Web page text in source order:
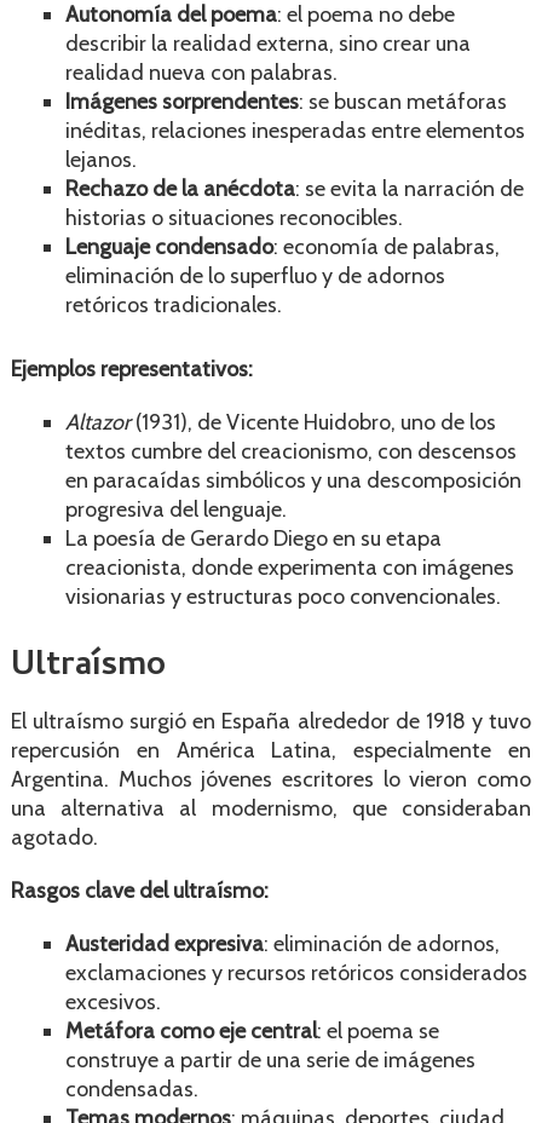
Autonomía del poema: el poema no debe
describir la realidad externa, sino crear una
realidad nueva con palabras.
Imágenes sorprendentes: se buscan metáforas
inéditas, relaciones inesperadas entre elementos
lejanos.
Rechazo de la anécdota: se evita la narración de
historias o situaciones reconocibles.
Lenguaje condensado: economía de palabras,
eliminación de lo superfluo y de adornos
retóricos tradicionales.
Ejemplos representativos:
Altazor(1931), de Vicente Huidobro, uno de los
textos cumbre del creacionismo, con descensos
en paracaídas simbólicos y una descomposición
progresiva del lenguaje.
La poesía de Gerardo Diego en su etapa
creacionista, donde experimenta con imágenes
visionarias y estructuras poco convencionales.
Ultraísmo
El ultraísmo surgió en España alrededor de 1918 y tuvo
repercusión en América Latina, especialmente en
Argentina. Muchos jóvenes escritores lo vieron como
una alternativa al modernismo, que consideraban
agotado.
Rasgos clave del ultraísmo:
Austeridad expresiva: eliminación de adornos,
exclamaciones y recursos retóricos considerados
excesivos.
Metáfora como eje central: el poema se
construye a partir de una serie de imágenes
condensadas.